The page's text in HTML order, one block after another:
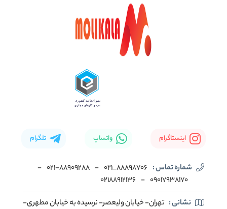
اینستاگرام واتساپ تلگرام
شماره تماس : 88898706_021
- ۰۲۱-۸۸۹۰۹۲۸۸ -
۰۹۰۱۷۹۳۸۱۷۰ -
02188912136
نشانی : تهران- خیابان ولیعصر- نرسیده به خیابان مطهری-